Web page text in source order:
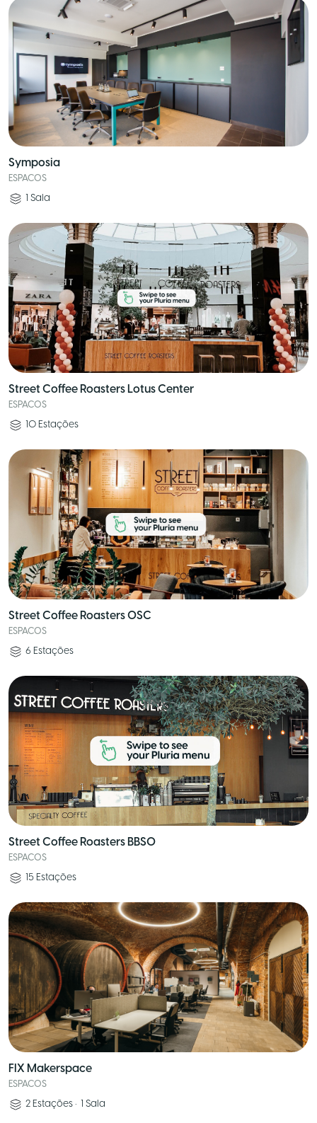
Symposia
ESPACOS
1 Sala
Street Coffee Roasters Lotus Center
ESPACOS
10 Estações
Street Coffee Roasters OSC
ESPACOS
6 Estações
Street Coffee Roasters BBSO
ESPACOS
15 Estações
FIX Makerspace
ESPACOS
2 Estações • 1 Sala